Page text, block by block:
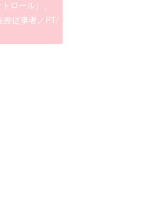
ロール）、
療従事者／PT/